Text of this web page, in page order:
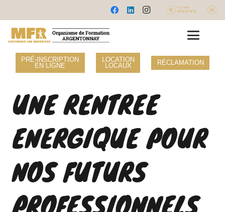
PRÉ-INSCRIPTION
EN LIGNE
LOCATION
LOCAUX
RÉCLAMATION
UNE RENTREE
ENERGIQUE POUR
NOS FUTURS